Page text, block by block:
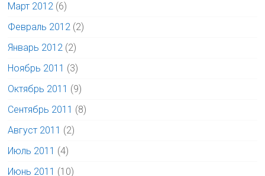
Март 2012 (6)
Февраль 2012 (2)
Январь 2012 (2)
Ноябрь 2011 (3)
Октябрь 2011 (9)
Сентябрь 2011 (8)
Август 2011 (2)
Июль 2011 (4)
Июнь 2011 (10)